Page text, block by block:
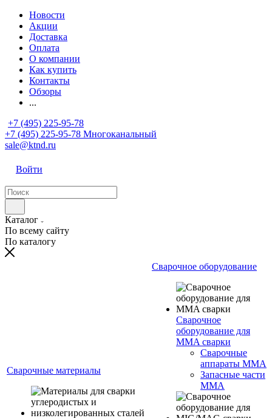
Новости
Акции
Доставка
Оплата
О компании
Как купить
Контакты
Обзоры
...
+7 (495) 225-95-78
+7 (495) 225-95-78 Многоканальный
sale@ktnd.ru
Войти
Каталог
По всему сайту
По каталогу
Сварочные материалы
Сварочное оборудование
Сварочное
оборудование для
MMA сварки
Сварочные
аппараты MMA
Запасные части
MMA